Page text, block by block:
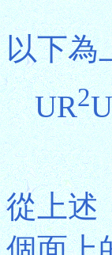
以下為
UR2U
從上述